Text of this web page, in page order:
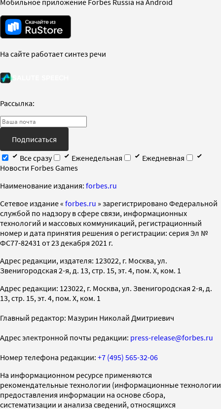
На сайте работает синтез речи
Рассылка:
Подписаться
Все сразу
Еженедельная
Ежедневная
Новости Forbes Games
Наименование издания: forbes.ru
Cетевое издание « forbes.ru » зарегистрировано Федеральной
службой по надзору в сфере связи, информационных
технологий и массовых коммуникаций, регистрационный
номер и дата принятия решения о регистрации: серия Эл №
ФС77-82431 от 23 декабря 2021 г.
Адрес редакции, издателя: 123022, г. Москва, ул.
Звенигородская 2-я, д. 13, стр. 15, эт. 4, пом. X, ком. 1
Адрес редакции: 123022, г. Москва, ул. Звенигородская 2-я, д.
13, стр. 15, эт. 4, пом. X, ком. 1
Главный редактор: Мазурин Николай Дмитриевич
Адрес электронной почты редакции: press-release@forbes.ru
Номер телефона редакции: +7 (495) 565-32-06
На информационном ресурсе применяются
рекомендательные технологии (информационные технологии
предоставления информации на основе сбора,
систематизации и анализа сведений, относящихся